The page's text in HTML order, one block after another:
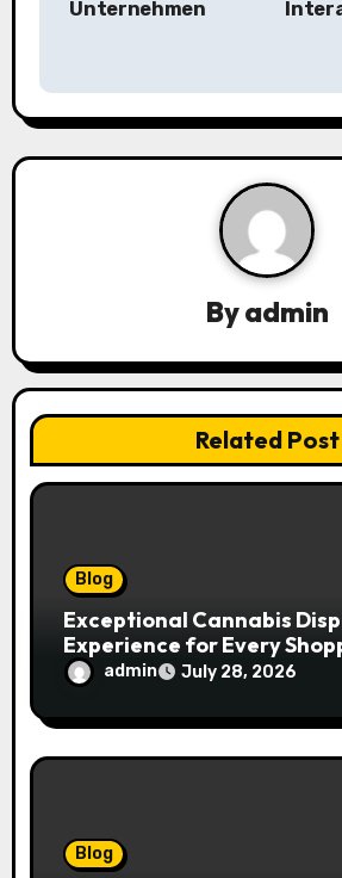
n
a
a
t
o
Unternehmen
Byadmin
Related Post
Blog
Exceptional Cannabis
Experience for Every
admin July 28, 2026
Blog